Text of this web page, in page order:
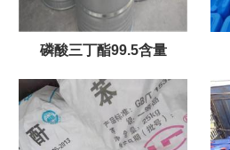
磷酸三丁酯99.5含量